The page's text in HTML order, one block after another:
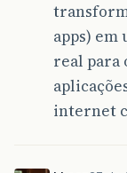
apps) em
real para
internet